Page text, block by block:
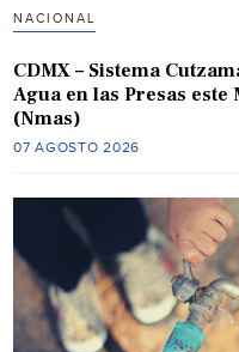
NACIONAL
CDMX – Sistema
Agua en las Presas
(Nmas)
07 AGOSTO 2026